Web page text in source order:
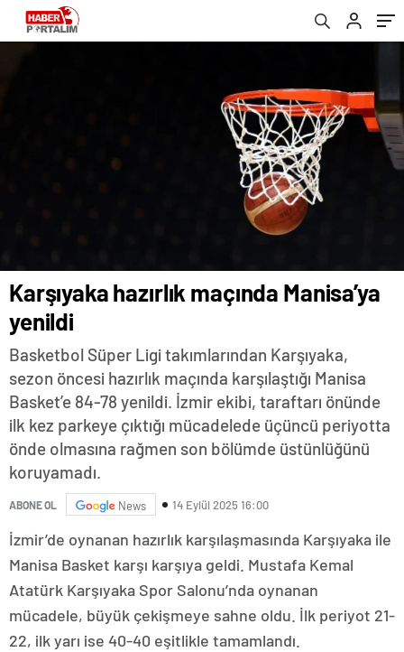
Karşıyaka hazırlık maçında Manisa’ya
yenildi
Basketbol Süper Ligi takımlarından Karşıyaka,
sezon öncesi hazırlık maçında karşılaştığı Manisa
Basket’e 84-78 yenildi. İzmir ekibi, taraftarı önünde
ilk kez parkeye çıktığı mücadelede üçüncü periyotta
önde olmasına rağmen son bölümde üstünlüğünü
koruyamadı.
ABONE OL News 14 Eylül 2025 16:00
İzmir’de oynanan hazırlık karşılaşmasında Karşıyaka ile
Manisa Basket karşı karşıya geldi. Mustafa Kemal
Atatürk Karşıyaka Spor Salonu’nda oynanan
mücadele, büyük çekişmeye sahne oldu. İlk periyot 21-
22, ilk yarı ise 40-40 eşitlikle tamamlandı.